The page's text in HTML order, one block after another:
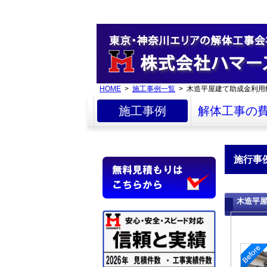
HOME > 施工事例一覧 > 木造平屋建て助成金利
施工事例 解体工事の
施行事
木造平